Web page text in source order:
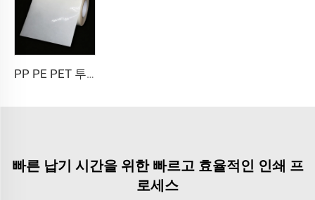
PP PE PET 투명 반투명 자가접착 합성 필름 소재 라벨지 대형 롤
빠른 납기 시간을 위한 빠르고 효율적인 인쇄 프
로세스